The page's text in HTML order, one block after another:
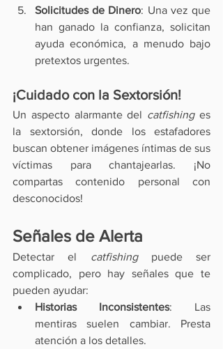
Solicitudes de Dinero: Una vez que
han ganado la confianza, solicitan
ayuda económica, a menudo bajo
pretextos urgentes.
¡Cuidado con la Sextorsión!
Un aspecto alarmante del catfishing es
la sextorsión, donde los estafadores
buscan obtener imágenes íntimas de sus
víctimas para chantajearlas. ¡No
compartas contenido personal con
desconocidos!
Señales de Alerta
Detectar el catfishing puede ser
complicado, pero hay señales que te
pueden ayudar:
Historias Inconsistentes: Las
mentiras suelen cambiar. Presta
atención a los detalles.